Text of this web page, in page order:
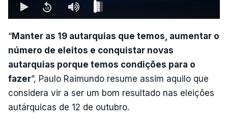
“Manter as 19 autarquias que temos, aumentar o
número de eleitos e conquistar novas
autarquias porque temos condições para o
fazer”, Paulo Raimundo resume assim aquilo que
considera vir a ser um bom resultado nas eleições
autárquicas de 12 de outubro.